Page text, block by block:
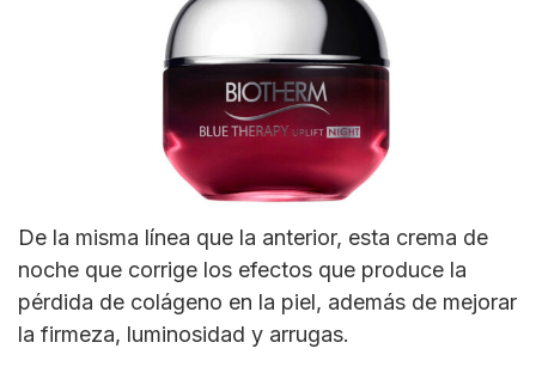
De la misma línea que la anterior, esta crema de
noche que corrige los efectos que produce la
pérdida de colágeno en la piel, además de mejorar
la firmeza, luminosidad y arrugas.